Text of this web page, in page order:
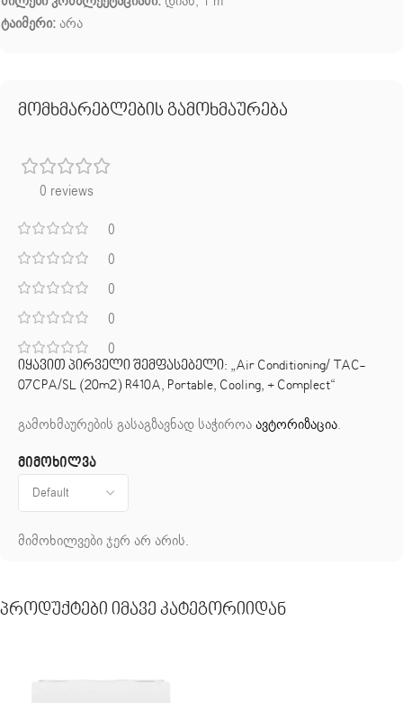
ტაიმერი:არა
მომხმარებლების გამოხმაურება
0 reviews
0
0
0
0
0
მიმოხილვა
მიმოხილვები ჯერ არ არის.
იყავით პირველი შემფასებელი: „Air Conditioning/ TAC-
07CPA/SL (20m2) R410A, Portable, Cooling, + Complect“
გამოხმაურების გასაგზავნად საჭიროაავტორიზაცია.
Პროდუქტები Იმავე Კატეგორიიდან